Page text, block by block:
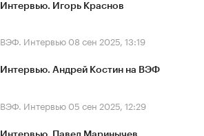
Интервью. Игорь Краснов
ВЭФ. Интервью 08 сен 2025, 13:19
Интервью. Андрей Костин на ВЭФ
ВЭФ. Интервью 05 сен 2025, 12:29